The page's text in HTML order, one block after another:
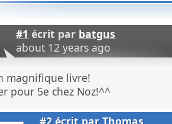
#1 écrit par batgus
about 12 years ago
magnifique livre!
pour 5e chez Noz!^^
#2écrit parThomas